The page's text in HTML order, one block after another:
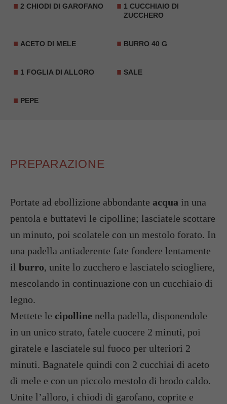
2 CHIODI DI GAROFANO
1 CUCCHIAIO DI
ZUCCHERO
ACETO DI MELE BURRO 40 G
1 FOGLIA DI ALLORO SALE
PEPE
PREPARAZIONE
Portate ad ebollizione abbondante acqua in una
pentola e buttatevi le cipolline; lasciatele scottare
un minuto, poi scolatele con un mestolo forato. In
una padella antiaderente fate fondere lentamente
il burro, unite lo zucchero e lasciatelo sciogliere,
mescolando in continuazione con un cucchiaio di
legno.
Mettete le cipolline nella padella, disponendole
in un unico strato, fatele cuocere 2 minuti, poi
giratele e lasciatele sul fuoco per ulteriori 2
minuti. Bagnatele quindi con 2 cucchiai di aceto
di mele e con un piccolo mestolo di brodo caldo.
Unite l’alloro, i chiodi di garofano, coprite e